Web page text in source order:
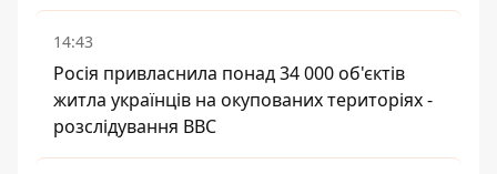
14:43
Росія привласнила понад 34 000 об'єктів
житла українців на окупованих територіях -
розслідування BBC